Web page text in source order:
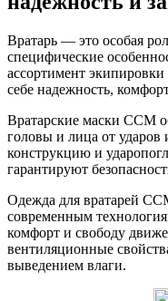
Вратарь — это особая
специфические
ассортимент экипировки
себе надежность,
Вратарские маски CCM
головы и лица от
конструкцию и
гарантируют
Одежда для вратарей
современным
комфорт и свободу
вентиляционные
выведением влаги.